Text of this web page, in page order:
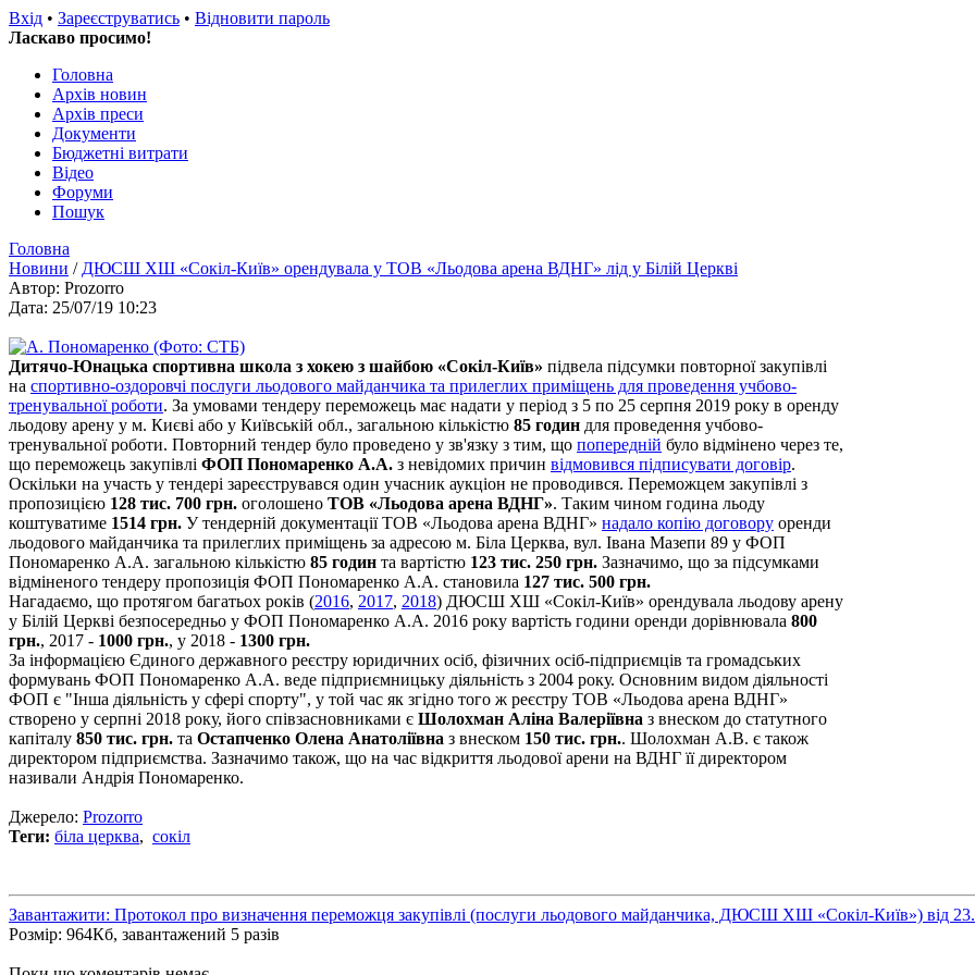
Вхід • Зареєструватись • Відновити пароль
Ласкаво просимо!
Головна
Архів новин
Архів преси
Документи
Бюджетні витрати
Відео
Форуми
Пошук
Головна
Новини / ДЮСШ ХШ «Сокіл-Київ» орендувала у ТОВ «Льодова арена ВДНГ» лід у Білій Церкві
Автор: Prozorro
Дата: 25/07/19 10:23
Дитячо-Юнацька спортивна школа з хокею з шайбою «Сокіл-Київ» підвела підсумки повторної закупівлі
на спортивно-оздоровчі послуги льодового майданчика та прилеглих приміщень для проведення учбово-
тренувальної роботи. За умовами тендеру переможець має надати у період з 5 по 25 серпня 2019 року в оренду
льодову арену у м. Києві або у Київській обл., загальною кількістю 85 годин для проведення учбово-
тренувальної роботи. Повторний тендер було проведено у зв'язку з тим, що попередній було відмінено через те,
що переможець закупівлі ФОП Пономаренко А.А. з невідомих причин відмовився підписувати договір.
Оскільки на участь у тендері зареєструвався один учасник аукціон не проводився. Переможцем закупівлі з
пропозицією 128 тис. 700 грн. оголошено ТОВ «Льодова арена ВДНГ». Таким чином година льоду
коштуватиме 1514 грн. У тендерній документації ТОВ «Льодова арена ВДНГ» надало копію договору оренди
льодового майданчика та прилеглих приміщень за адресою м. Біла Церква, вул. Івана Мазепи 89 у ФОП
Пономаренко А.А. загальною кількістю 85 годин та вартістю 123 тис. 250 грн. Зазначимо, що за підсумками
відміненого тендеру пропозиція ФОП Пономаренко А.А. становила 127 тис. 500 грн.
Нагадаємо, що протягом багатьох років (2016, 2017, 2018) ДЮСШ ХШ «Сокіл-Київ» орендувала льодову арену
у Білій Церкві безпосередньо у ФОП Пономаренко А.А. 2016 року вартість години оренди дорівнювала 800
грн., 2017 - 1000 грн., у 2018 - 1300 грн.
За інформацією Єдиного державного реєстру юридичних осіб, фізичних осіб-підприємців та громадських
формувань ФОП Пономаренко А.А. веде підприємницьку діяльність з 2004 року. Основним видом діяльності
ФОП є "Інша діяльність у сфері спорту", у той час як згідно того ж реєстру ТОВ «Льодова арена ВДНГ»
створено у серпні 2018 року, його співзасновниками є Шолохман Аліна Валеріївна з внеском до статутного
капіталу 850 тис. грн. та Остапченко Олена Анатоліївна з внеском 150 тис. грн.. Шолохман А.В. є також
директором підприємства. Зазначимо також, що на час відкриття льодової арени на ВДНГ її директором
називали Андрія Пономаренко.
Джерело: Prozorro
Теги: біла церква, сокіл
Завантажити: Протокол про визначення переможця закупівлі (послуги льодового майданчика, ДЮСШ ХШ «Сокіл-Київ») від
Розмір: 964Кб, завантажений 5 разів